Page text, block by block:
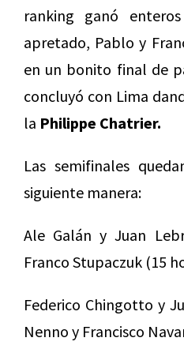
ranking ganó
apretado, Pablo y
en un bonito final de
concluyó con Lima
la Philippe Chatrier.
Las semifinales
siguiente manera:
Ale Galán y Juan
Franco Stupaczuk (15
Federico Chingotto y
Nenno y Francisco